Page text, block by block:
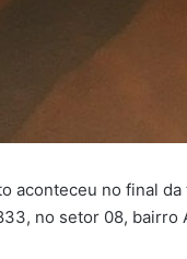
aconteceu no final
no setor 08, bairro